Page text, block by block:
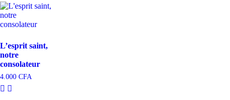
L’esprit saint,
notre
consolateur
4.000 CFA